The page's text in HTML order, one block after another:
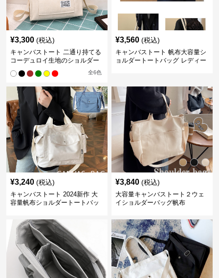
¥3,300 (税込)
キャンバストート 二通り持てる
コーデュロイ生地のショルダー
全6色
¥3,560 (税込)
キャンバストート 帆布大容量シ
ョルダートートバッグ レディー
¥3,240 (税込)
キャンバストート 2024新作 大
容量帆布ショルダートートバッ
¥3,840 (税込)
大容量キャンバストート２ウェ
イショルダーバッグ帆布